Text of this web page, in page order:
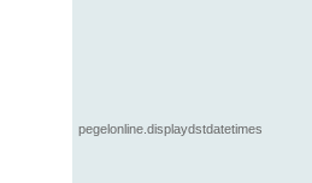
pegelonline.displaydstdatetimes